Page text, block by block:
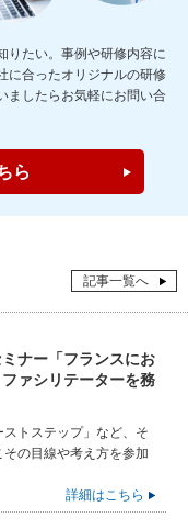
りたい。事例や研修内容に
に合ったオリジナルの研修
ましたらお気軽にお問い合
ら
記事一覧へ
ナー「フランスにお
ァシリテーターを務
ストステップ」など、そ
の目線や考え方を参加
詳細はこちら